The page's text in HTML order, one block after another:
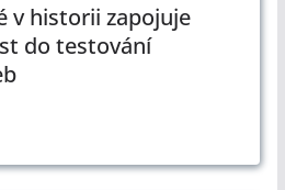
v historii zapojuje
do testování